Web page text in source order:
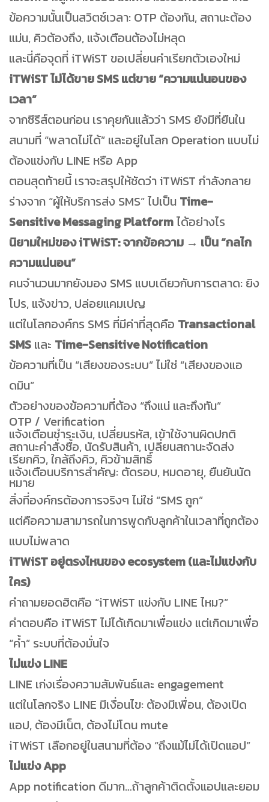
ข้อความนั้นเป็นสวิตช์เวลา: OTP ต้องทัน, สถานะต้อง
แม่น, คิวต้องถึง, แจ้งเตือนต้องไม่หลุด
และนี่คือจุดที่ iTWiST ขอเปลี่ยนคำเรียกตัวเองใหม่
iTWiST ไม่ได้ขาย SMS แต่ขาย “ความแน่นอนของ
เวลา”
จากซีรีส์ตอนก่อน เราคุยกันแล้วว่า SMS ยังมีที่ยืนใน
สนามที่ “พลาดไม่ได้” และอยู่ในโลก Operation แบบไม่
ต้องแข่งกับ LINE หรือ App
ตอนสุดท้ายนี้ เราจะสรุปให้ชัดว่า iTWiST กำลังกลาย
ร่างจาก “ผู้ให้บริการส่ง SMS” ไปเป็น Time-
Sensitive Messaging Platformได้อย่างไร
นิยามใหม่ของ iTWiST: จากข้อความ → เป็น “กลไก
ความแน่นอน”
คนจำนวนมากยังมอง SMS แบบเดียวกับการตลาด: ยิง
โปร, แจ้งข่าว, ปล่อยแคมเปญ
แต่ในโลกองค์กร SMS ที่มีค่าที่สุดคือ Transactional
SMS และ Time-Sensitive Notification
ข้อความที่เป็น “เสียงของระบบ” ไม่ใช่ “เสียงของแอ
ดมิน”
ตัวอย่างของข้อความที่ต้อง “ถึงแน่ และถึงทัน”
OTP / Verification
แจ้งเตือนชำระเงิน, เปลี่ยนรหัส, เข้าใช้งานผิดปกติ
สถานะคำสั่งซื้อ, นัดรับสินค้า, เปลี่ยนสถานะจัดส่ง
เรียกคิว, ใกล้ถึงคิว, คิวข้ามสิทธิ์
แจ้งเตือนบริการสำคัญ: ตัดรอบ, หมดอายุ, ยืนยันนัด
หมาย
สิ่งที่องค์กรต้องการจริงๆ ไม่ใช่ “SMS ถูก”
แต่คือความสามารถในการพูดกับลูกค้าในเวลาที่ถูกต้อง
แบบไม่พลาด
iTWiST อยู่ตรงไหนของ ecosystem (และไม่แข่งกับ
ใคร)
คำถามยอดฮิตคือ “iTWiST แข่งกับ LINE ไหม?”
คำตอบคือ iTWiST ไม่ได้เกิดมาเพื่อแข่ง แต่เกิดมาเพื่อ
“ค้ำ” ระบบที่ต้องมั่นใจ
ไม่แข่ง LINE
LINE เก่งเรื่องความสัมพันธ์และ engagement
แต่ในโลกจริง LINE มีเงื่อนไข: ต้องมีเพื่อน, ต้องเปิด
แอป, ต้องมีเน็ต, ต้องไม่โดน mute
iTWiST เลือกอยู่ในสนามที่ต้อง “ถึงแม้ไม่ได้เปิดแอป”
ไม่แข่ง App
App notification ดีมาก…ถ้าลูกค้าติดตั้งแอปและยอม